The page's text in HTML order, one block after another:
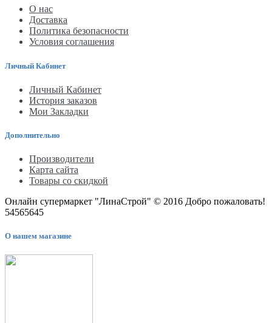
О нас
Доставка
Политика безопасности
Условия соглашения
Личный Кабинет
Личный Кабинет
История заказов
Мои Закладки
Дополнительно
Производители
Карта сайта
Товары со скидкой
Онлайн супермаркет "ЛинаСтрой" © 2016 Добро пожаловать!
54565645
О нашем магазине